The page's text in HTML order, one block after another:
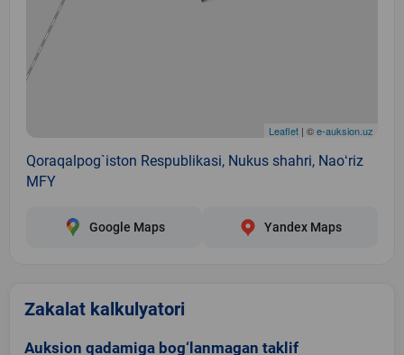
Leaflet | ©e-auksion.uz
Qoraqalpog`iston Respublikasi, Nukus shahri, Naoʻriz
MFY
Google Maps Yandex Maps
Zakalat kalkulyatori
Auksion qadamiga bog‘lanmagan taklif